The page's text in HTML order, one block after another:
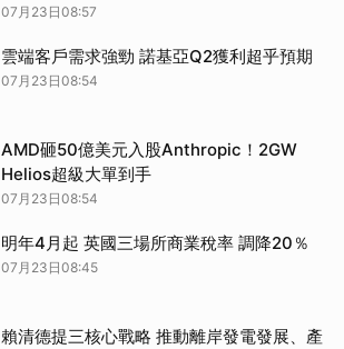
07月23日08:57
雲端客戶需求強勁 諾基亞Q2獲利超乎預期
07月23日08:54
AMD砸50億美元入股Anthropic！2GW
Helios超級大單到手
07月23日08:54
明年4月起 英國三場所商業稅率 調降20％
07月23日08:45
賴清德提三核心戰略 推動離岸發電發展、產